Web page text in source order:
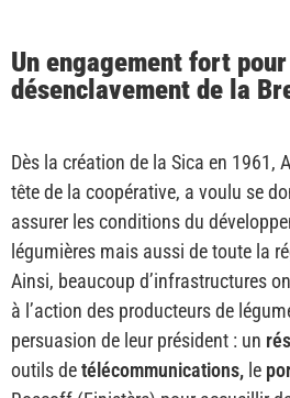
Un engagement fort
désenclavement de la
Dès la création de la Sica en 1961,
tête de la coopérative, a voulu se
assurer les conditions du
légumières mais aussi de toute la
Ainsi, beaucoup d’infrastructures
à l’action des producteurs de
persuasion de leur président : un
outils detélécommunications, le